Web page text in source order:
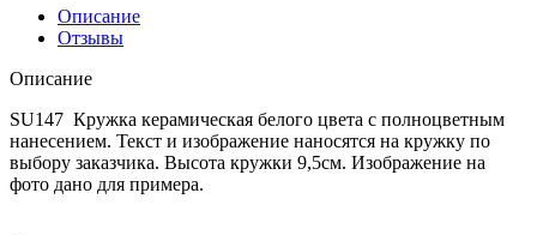
Описание
Отзывы
Описание
SU147 Кружка керамическая белого цвета с полноцветным
нанесением. Текст и изображение наносятся на кружку по
выбору заказчика. Высота кружки 9,5см. Изображение на
фото дано для примера.